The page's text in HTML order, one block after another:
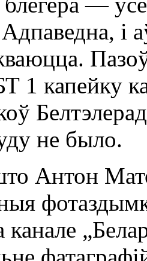
і
1 капейку
не было.
Антон
канале